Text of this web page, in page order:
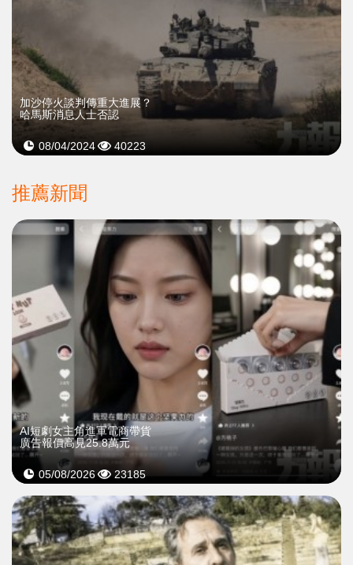
加沙停火談判傳重大進展？
哈馬斯消息人士否認
08/04/2024 40223
推薦新聞
AI短劇女主角進軍電商帶貨
廣告報價高見25.8萬元
05/08/2026 23185